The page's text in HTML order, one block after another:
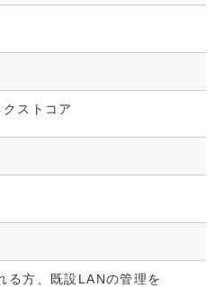
ストコア
る方、既設LANの管理を